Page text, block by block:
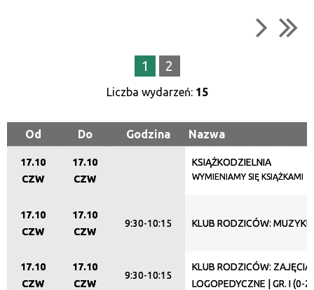
Promowane
1 2
Liczba wydarzeń: 15
Od Do Godzina Nazwa
17.10
CZW
17.10
CZW
KSIĄŻKODZIELNIA
WYMIENIAMY SIĘ KSIĄŻKAMI
17.10
CZW
17.10
CZW
9:30-10:15 KLUB RODZICÓW:
17.10
CZW
17.10
CZW
9:30-10:15
KLUB RODZICÓW: ZAJĘCIA
LOGOPEDYCZNE | GR. I (0-2